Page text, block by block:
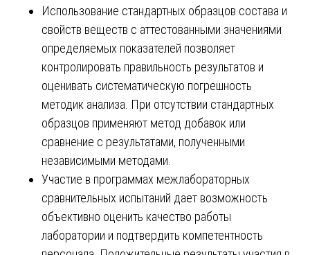
Использование стандартных образцов состава и
свойств веществ с аттестованными значениями
определяемых показателей позволяет
контролировать правильность результатов и
оценивать систематическую погрешность
методик анализа. При отсутствии стандартных
образцов применяют метод добавок или
сравнение с результатами, полученными
независимыми методами.
Участие в программах межлабораторных
сравнительных испытаний дает возможность
объективно оценить качество работы
лаборатории и подтвердить компетентность